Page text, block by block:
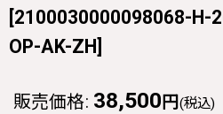
[2100030000098068-H-
OP-AK-ZH]
販売価格: 38,500 円 (税込)